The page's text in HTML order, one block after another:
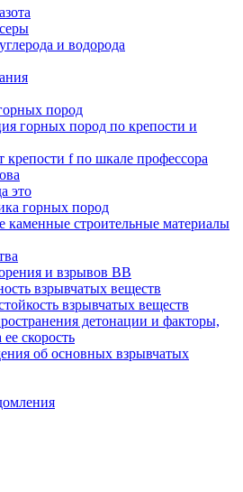
и водорода
пород
горных пород по крепости и
f по шкале профессора
это
горных пород
каменные строительные материалы
и взрывов ВВ
взрывчатых веществ
взрывчатых веществ
детонации и факторы,
скорость
об основных взрывчатых